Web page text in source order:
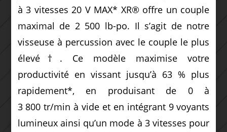
à 3 vitesses 20 V MAX* XR® offre un couple
maximal de 2 500 lb-po. Il s’agit de notre
visseuse à percussion avec le couple le plus
élevé†. Ce modèle maximise votre
productivité en vissant jusqu’à 63 % plus
rapidement*, en produisant de 0 à
3 800 tr/min à vide et en intégrant 9 voyants
lumineux ainsi qu’un mode à 3 vitesses pour